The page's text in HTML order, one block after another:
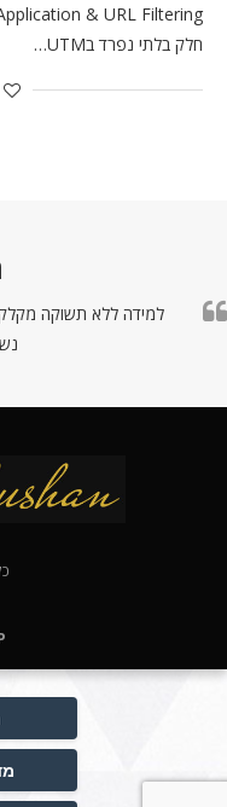
חלק בלתי נפרד בUTM…
למידה ללא תשוקה